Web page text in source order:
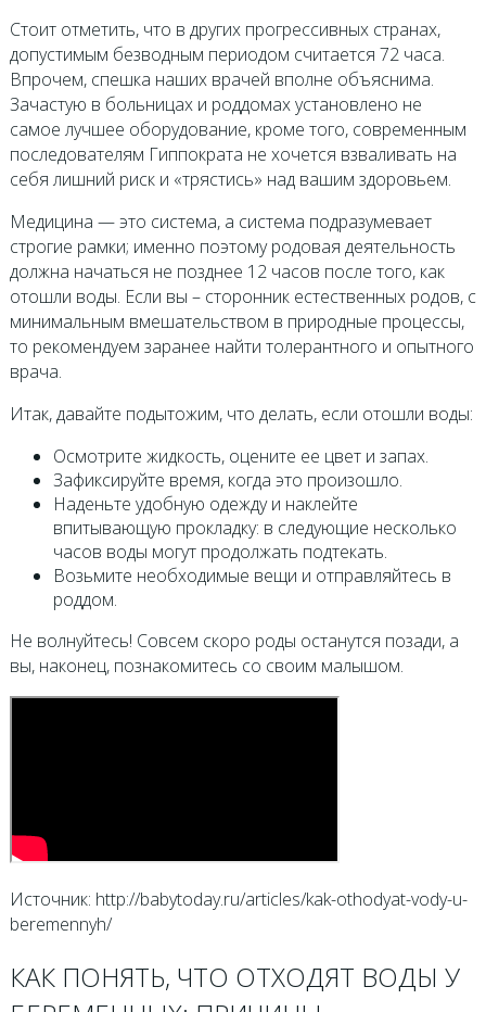
Стоит отметить, что в других прогрессивных странах,
допустимым безводным периодом считается 72 часа.
Впрочем, спешка наших врачей вполне объяснима.
Зачастую в больницах и роддомах установлено не
самое лучшее оборудование, кроме того, современным
последователям Гиппократа не хочется взваливать на
себя лишний риск и «трястись» над вашим здоровьем.
Медицина — это система, а система подразумевает
строгие рамки; именно поэтому родовая деятельность
должна начаться не позднее 12 часов после того, как
отошли воды. Если вы – сторонник естественных родов, с
минимальным вмешательством в природные процессы,
то рекомендуем заранее найти толерантного и опытного
врача.
Итак, давайте подытожим, что делать, если отошли воды:
Осмотрите жидкость, оцените ее цвет и запах.
Зафиксируйте время, когда это произошло.
Наденьте удобную одежду и наклейте
впитывающую прокладку: в следующие несколько
часов воды могут продолжать подтекать.
Возьмите необходимые вещи и отправляйтесь в
роддом.
Не волнуйтесь! Совсем скоро роды останутся позади, а
вы, наконец, познакомитесь со своим малышом.
Источник: http://babytoday.ru/articles/kak-othodyat-vody-u-
beremennyh/
КАК ПОНЯТЬ, ЧТО ОТХОДЯТ ВОДЫ У